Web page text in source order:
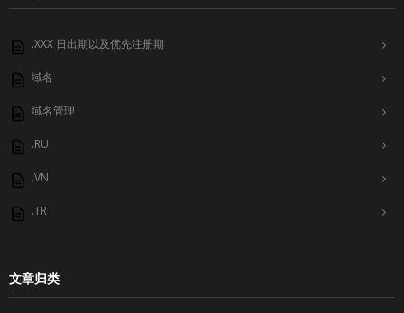
.XXX 日出期以及优先注册期
域名
域名管理
.RU
.VN
.TR
文章归类